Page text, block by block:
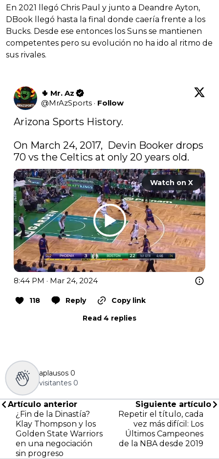
En 2021 llegó Chris Paul y junto a Deandre Ayton,
DBook llegó hasta la final donde caería frente a los
Bucks. Desde ese entonces los Suns se mantienen
competentes pero su evolución no ha ido al ritmo de
sus rivales.
🌵 Mr. Az
@MrAzSports · Follow
Arizona Sports History.
On March 24, 2017,  Devin Booker drops
70 vs the Celtics at only 20 years old.
Watch on X
8:44 PM · Mar 24, 2024
118 Reply
Copy link
Read 4 replies
aplausos 0
visitantes 0
Artículo anterior
¿Fin de la Dinastía?
Klay Thompson y los
Golden State Warriors
en una negociación
sin progreso
Siguiente artículo
Repetir el título, cada
vez más difícil: Los
Últimos Campeones
de la NBA desde 2019